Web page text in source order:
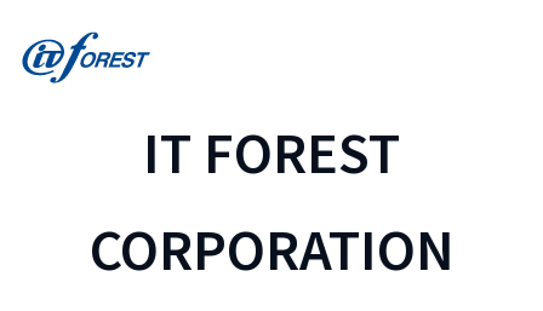
IT FOREST
CORPORATION